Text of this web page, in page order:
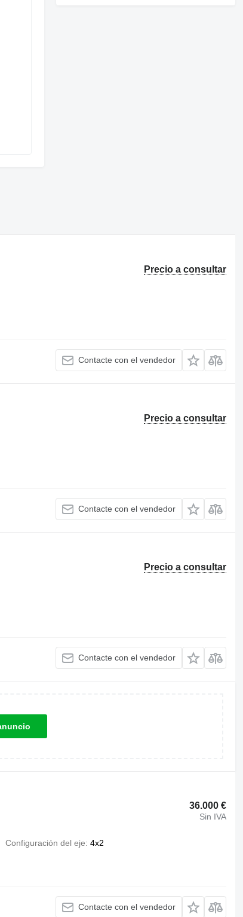
Precio a consultar
Contacte con el vendedor
Precio a consultar
Contacte con el vendedor
Precio a consultar
Contacte con el vendedor
36.000 €
Sin IVA
Configuración del eje 4x2
Contacte con el vendedor